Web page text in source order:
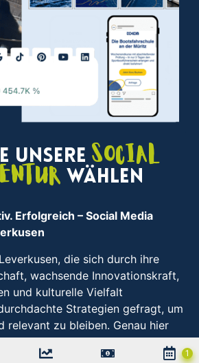
unsere Social
wählen
Erfolgreich – Social Media
die sich durch ihre
wachsende Innovationskraft,
und kulturelle Vielfalt
Strategien gefragt, um
relevant zu bleiben. Genau hier
Seit über zehn Jahren
aus Leverkusen mit